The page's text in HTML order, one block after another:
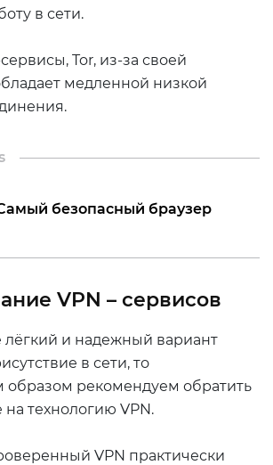
в сети.
Tor, из-за своей
медленной низкой
безопасный браузер
VPN – сервисов
и надежный вариант
в сети, то
образом рекомендуем обратить
технологию VPN.
VPN практически